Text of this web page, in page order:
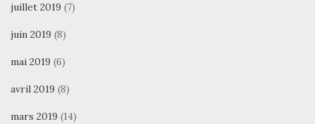
juillet 2019 (7)
juin 2019 (8)
mai 2019 (6)
avril 2019 (8)
mars 2019 (14)